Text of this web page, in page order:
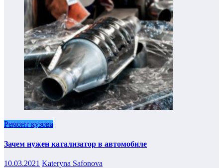
Ремонт кузова
Зачем нужен катализатор в автомобиле
10.03.2021 Kateryna Safonova